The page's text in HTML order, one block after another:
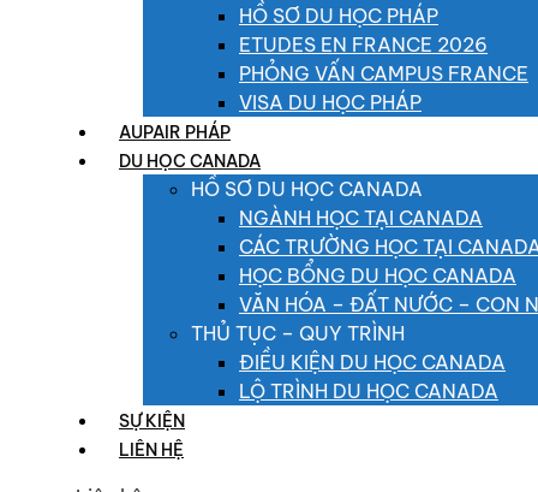
HỒ SƠ DU HỌC PHÁP
ETUDES EN FRANCE 2026
PHỎNG VẤN CAMPUS FRANCE
VISA DU HỌC PHÁP
AUPAIR PHÁP
DU HỌC CANADA
HỒ SƠ DU HỌC CANADA
NGÀNH HỌC TẠI CANADA
CÁC TRƯỜNG HỌC TẠI
HỌC BỔNG DU HỌC CANADA
VĂN HÓA – ĐẤT NƯỚC – CON
THỦ TỤC – QUY TRÌNH
ĐIỀU KIỆN DU HỌC CANADA
LỘ TRÌNH DU HỌC CANADA
SỰ KIỆN
LIÊN HỆ